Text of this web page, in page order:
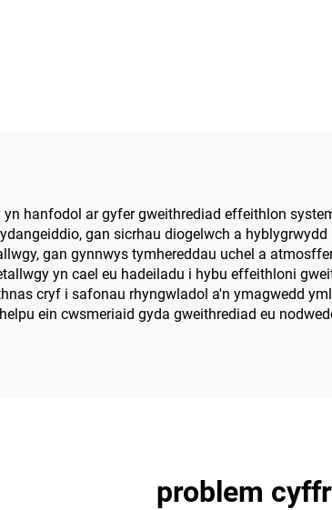
hanfodol ar gyfer gweithrediad effeithlon
gan sicrhau diogelwch a
gan gynnwys tymhereddau uchel a
yn cael eu hadeiladu i hybu effeithloni
cryf i safonau rhyngwladol a'n ymagwedd
ein cwsmeriaid gyda gweithrediad eu
problem